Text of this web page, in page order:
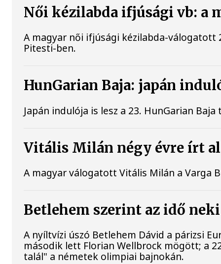
Női kézilabda ifjúsági vb: a
A magyar női ifjúsági kézilabda-
Pitesti-ben.
HunGarian Baja: japán
Japán indulója is lesz a 23. HunGarian
Vitális Milán négy évre írt
A magyar válogatott Vitális Milán a Varga
Betlehem szerint az idő
A nyíltvízi úszó Betlehem Dávid a párizsi
második lett Florian Wellbrock mögött; a
talál" a németek olimpiai bajnokán.